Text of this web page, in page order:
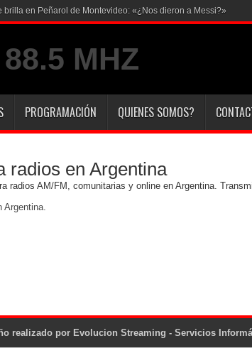
brilla en Peñarol de Montevideo: «¿Nos dieron a Messi?»
PROGRAMACIÓN QUIENES SOMOS?
radios en Argentina
radios AM/FM, comunitarias y online en Argentina.
Argentina.
realizado por Evolucion Streaming - Servicios